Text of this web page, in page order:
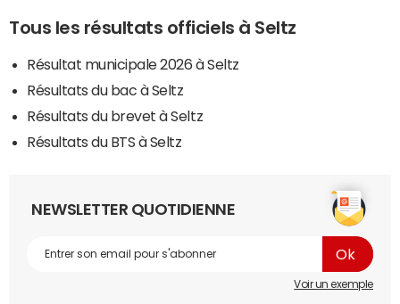
Tous les résultats officiels à Seltz
Résultat municipale 2026 à Seltz
Résultats du bac à Seltz
Résultats du brevet à Seltz
Résultats du BTS à Seltz
NEWSLETTER QUOTIDIENNE
Voir un exemple